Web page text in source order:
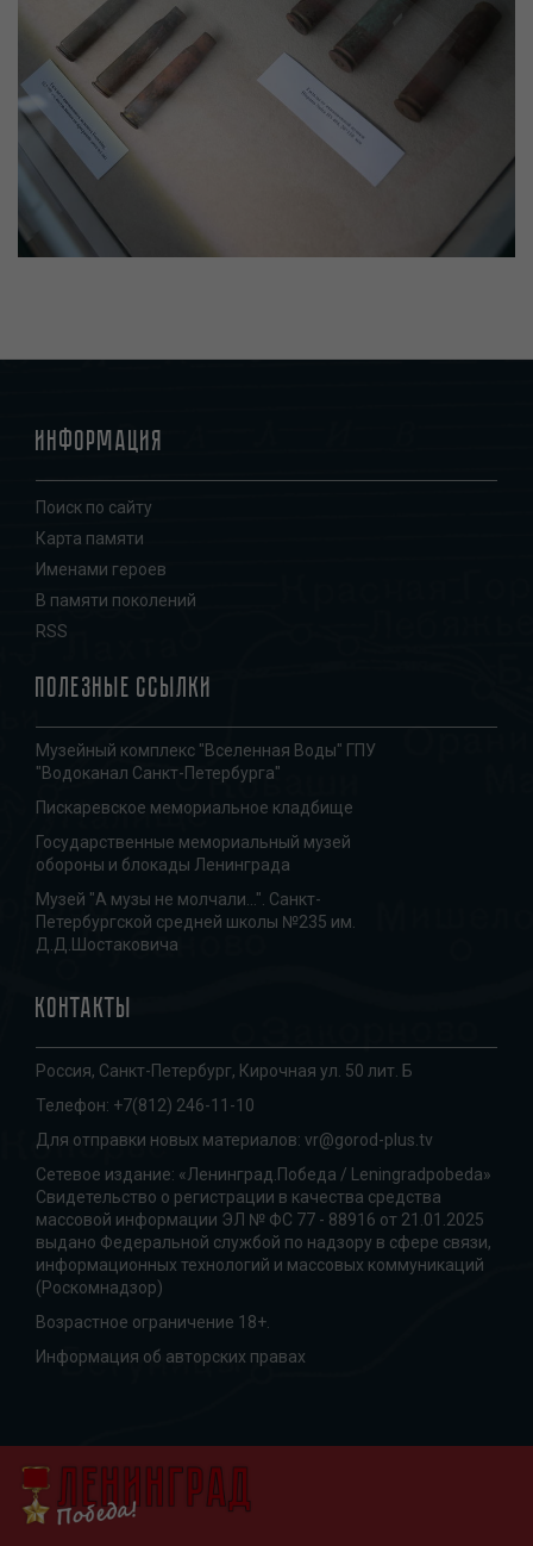
Информация
Поиск по сайту
Карта памяти
Именами героев
В памяти поколений
RSS
Полезные ссылки
Музейный комплекс "Вселенная Воды" ГПУ
"Водоканал Санкт-Петербурга"
Пискаревское мемориальное кладбище
Государственные мемориальный музей
обороны и блокады Ленинграда
Музей "А музы не молчали...". Санкт-
Петербургской средней школы №235 им.
Д.Д.Шостаковича
Контакты
Россия, Санкт-Петербург, Кирочная ул. 50 лит. Б
Телефон: +7(812) 246-11-10
Для отправки новых материалов: vr@gorod-plus.tv
Сетевое издание: «Ленинград.Победа / Leningradpobeda»
Свидетельство о регистрации в качества средства
массовой информации ЭЛ № ФС 77 - 88916 от 21.01.2025
выдано Федеральной службой по надзору в сфере связи,
информационных технологий и массовых коммуникаций
(Роскомнадзор)
Возрастное ограничение 18+.
Информация об авторских правах